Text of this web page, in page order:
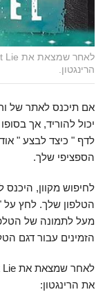
הרינגטון.
אם תיכנס לאתר של
יכול להוריד, אך
לדף " כיצד לבצע "
הספציפי שלך.
לחיפוש מקוון, היכנס
הטלפון שלך. לחץ על
מעל לתמונה של
הזמינים עבור דגם
את הרינגטון: